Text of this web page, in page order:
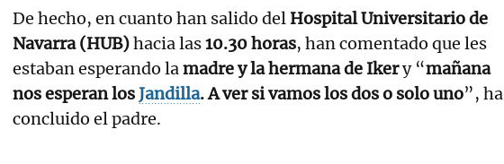
De hecho, en cuanto han salido del Hospital Universitario de
Navarra (HUB)hacia las10.30 horas, han comentado que les
estaban esperando lamadre y la hermana de Ikery “mañana
nos esperan losJandilla. A ver si vamos los dos o solo uno”, ha
concluido el padre.